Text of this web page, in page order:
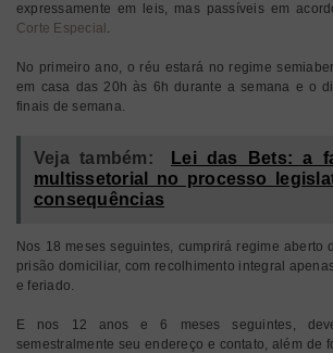
expressamente em leis, mas passíveis em
Corte Especial .
No primeiro ano, o réu estará no regime
em casa das 20h às 6h durante a semana e o
finais de semana.
Veja também:
Lei das Bets: a
multissetorial no processo
consequências
Nos 18 meses seguintes, cumprirá regime aberto
prisão domiciliar, com recolhimento integral
e feriado.
E nos 12 anos e 6 meses seguintes,
semestralmente seu endereço e contato, além de